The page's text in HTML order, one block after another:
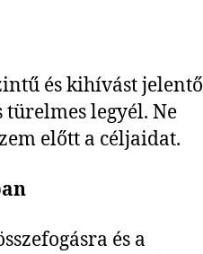
és kihívást jelentő
legyél. Ne
előtt a céljaidat.
és a